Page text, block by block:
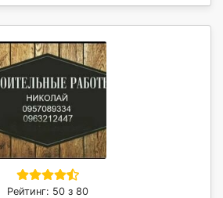
Рейтинг: 50 з 80